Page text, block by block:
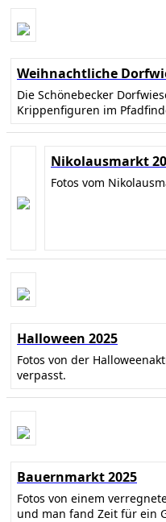
Weihnachtliche
Die Schönebecker
Krippenfiguren im
Nikolausmarkt
Fotos vom
Halloween 2025
Fotos von der
verpasst.
Bauernmarkt 2025
Fotos von einem
und man fand Zeit für ein